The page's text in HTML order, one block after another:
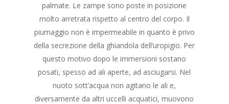
palmate. Le zampe sono poste in posizione
molto arretrata rispetto al centro del corpo. Il
piumaggio non è impermeabile in quanto è privo
della secrezione della ghiandola dell’uropigio. Per
questo motivo dopo le immersioni sostano
posati, spesso ad ali aperte, ad asciugarsi. Nel
nuoto sott’acqua non agitano le ali e,
diversamente da altri uccelli acquatici, muovono